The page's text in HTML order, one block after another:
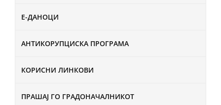
Е-ДАНОЦИ
АНТИКОРУПЦИСКА ПРОГРАМА
КОРИСНИ ЛИНКОВИ
ПРАШАЈ ГО ГРАДОНАЧАЛНИКОТ